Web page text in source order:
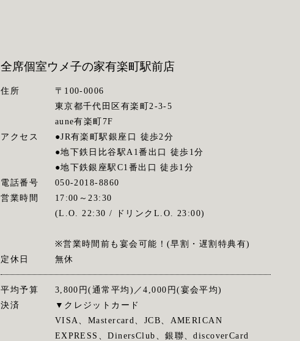
全席個室ウメ子の家有楽町駅前店
住所
〒100-0006
東京都千代田区有楽町2-3-5
aune有楽町7F
アクセス
●JR有楽町駅銀座口 徒歩2分
●地下鉄日比谷駅A1番出口 徒歩1分
●地下鉄銀座駅C1番出口 徒歩1分
電話番号
050-2018-8860
営業時間
17:00～23:30
(L.O. 22:30 / ドリンクL.O. 23:00)
※営業時間前も宴会可能！(早割・遅割特典有)
定休日
無休
平均予算
3,800円(通常平均)／4,000円(宴会平均)
決済
▼クレジットカード
VISA、Mastercard、JCB、AMERICAN
EXPRESS、DinersClub、銀聯、discoverCard